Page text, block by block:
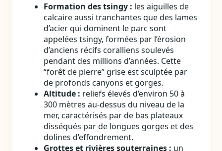
Formation des tsingy : les aiguilles de
calcaire aussi tranchantes que des lames
d’acier qui dominent le parc sont
appelées tsingy, formées par l’érosion
d’anciens récifs coralliens soulevés
pendant des millions d’années. Cette
“forêt de pierre” grise est sculptée par
de profonds canyons et gorges.
Altitude : reliefs élevés d’environ 50 à
300 mètres au-dessus du niveau de la
mer, caractérisés par de bas plateaux
disséqués par de longues gorges et des
dolines d’effondrement.
Grottes et rivières souterraines : un